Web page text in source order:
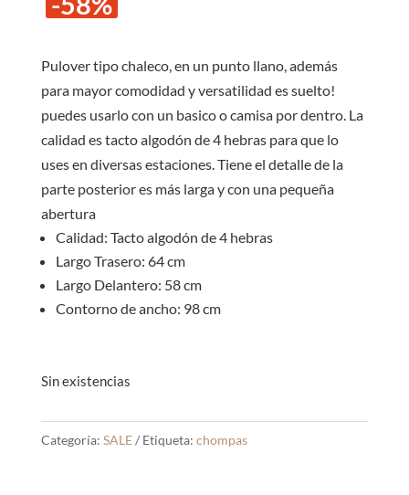
S/48.00.S/
Pulover tipo chaleco, en un punto llano, además
para mayor comodidad y versatilidad es suelto!
puedes usarlo con un basico o camisa por dentro. La
calidad es tacto algodón de 4 hebras para que lo
uses en diversas estaciones. Tiene el detalle de la
parte posterior es más larga y con una pequeña
abertura
Calidad: Tacto algodón de 4 hebras
Largo Trasero: 64 cm
Largo Delantero: 58 cm
Contorno de ancho: 98 cm
Sin existencias
Categoría: SALE Etiqueta: chompas